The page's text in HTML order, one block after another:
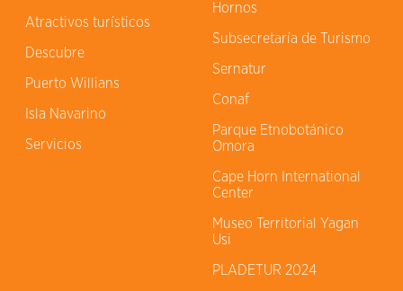
Atractivos turísticos
Descubre
Puerto Willians
Isla Navarino
Servicios
Hornos
Subsecretaría de Turismo
Sernatur
Conaf
Parque Etnobotánico
Omora
Cape Horn International
Center
Museo Territorial Yagan
Usi
PLADETUR 2024